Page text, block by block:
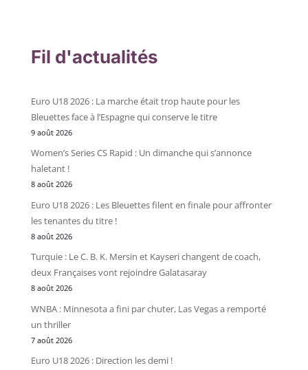
Fil d'actualités
Euro U18 2026 : La marche était trop haute pour les
Bleuettes face à l’Espagne qui conserve le titre
9 août 2026
Women’s Series CS Rapid : Un dimanche qui s’annonce
haletant !
8 août 2026
Euro U18 2026 : Les Bleuettes filent en finale pour affronter
les tenantes du titre !
8 août 2026
Turquie : Le C. B. K. Mersin et Kayseri changent de coach,
deux Françaises vont rejoindre Galatasaray
8 août 2026
WNBA : Minnesota a fini par chuter, Las Vegas a remporté
un thriller
7 août 2026
Euro U18 2026 : Direction les demi !